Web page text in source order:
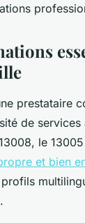
prestataire
de
le
et bien